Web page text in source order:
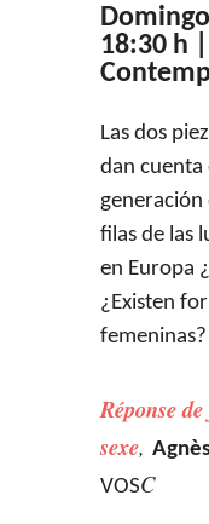
18:30 h
Las dos
dan cuenta
generación
filas de las
en Europa
¿Existen
femeninas?
Réponse
sexe,
VOSC